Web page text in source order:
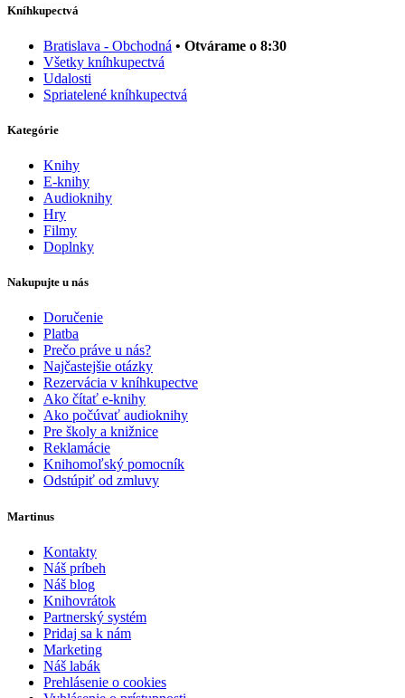
Kníhkupectvá
Bratislava - Obchodná • Otvárame o 8:30
Všetky kníhkupectvá
Udalosti
Spriatelené kníhkupectvá
Kategórie
Knihy
E-knihy
Audioknihy
Hry
Filmy
Doplnky
Nakupujte u nás
Doručenie
Platba
Prečo práve u nás?
Najčastejšie otázky
Rezervácia v kníhkupectve
Ako čítať e-knihy
Ako počúvať audioknihy
Pre školy a knižnice
Reklamácie
Knihomoľský pomocník
Odstúpiť od zmluvy
Martinus
Kontakty
Náš príbeh
Náš blog
Knihovrátok
Partnerský systém
Pridaj sa k nám
Marketing
Náš labák
Prehlásenie o cookies